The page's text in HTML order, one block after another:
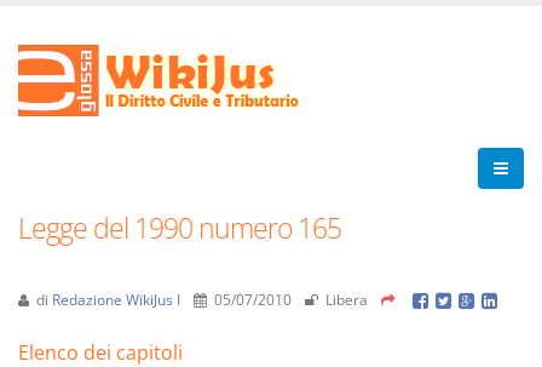
Legge del 1990 numero 165
di Redazione WikiJus I 05/07/2010 Libera
Elenco dei capitoli